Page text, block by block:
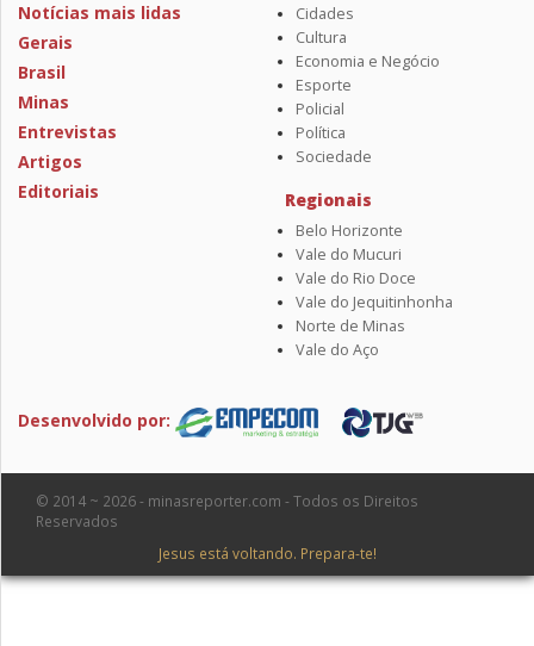
Notícias mais lidas
Gerais
Brasil
Minas
Entrevistas
Artigos
Editoriais
Cidades
Cultura
Economia e Negócio
Esporte
Policial
Política
Sociedade
Regionais
Belo Horizonte
Vale do Mucuri
Vale do Rio Doce
Vale do Jequitinhonha
Norte de Minas
Vale do Aço
Desenvolvido por:
© 2014 ~ 2026 - minasreporter.com - Todos os Direitos
Reservados
Jesus está voltando. Prepara-te!